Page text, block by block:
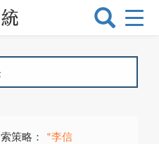
選
換
策略：
"李信